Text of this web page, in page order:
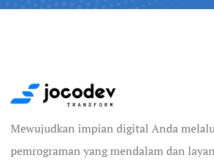
Mewujudkan impian digital Anda
pemrograman yang mendalam dan